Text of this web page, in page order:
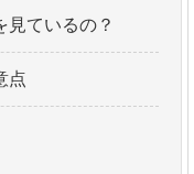
見ているの？
点